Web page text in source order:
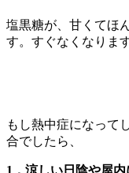
塩黒糖が、甘くてほ
す。すぐなくなりま
もし熱中症になって
合でしたら、
1．涼しい日陰や屋内